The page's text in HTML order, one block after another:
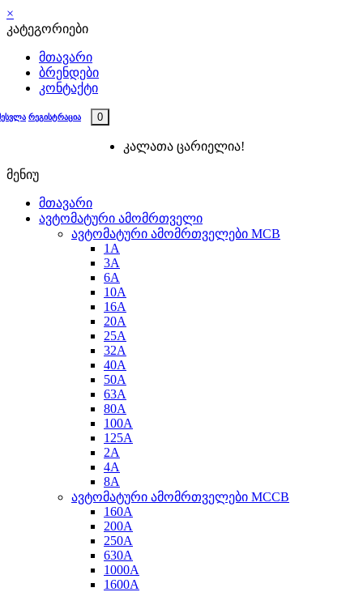
×
კატეგორიები
მთავარი
ბრენდები
კონტაქტი
რეგისტრაცია 0
კალათა ცარიელია!
მენიუ
მთავარი
ავტომატური ამომრთველი
ავტომატური ამომრთველები MCB
1A
3A
6A
10A
16A
20A
25А
32A
40A
50A
63A
80A
100A
125A
2A
4A
8A
ავტომატური ამომრთველები MCCB
160A
200A
250A
630A
1000A
1600A